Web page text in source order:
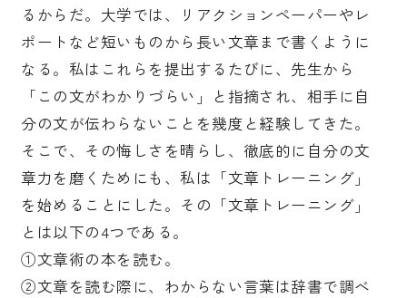
るからだ。大学では、リアクションペーパーやレ
ポートなど短いものから長い文章まで書くように
なる。私はこれらを提出するたびに、先生から
「この文がわかりづらい」と指摘され、相手に自
分の文が伝わらないことを幾度と経験してきた。
そこで、その悔しさを晴らし、徹底的に自分の文
章力を磨くためにも、私は「文章トレーニング」
を始めることにした。その「文章トレーニング」
とは以下の4つである。
①文章術の本を読む。
②文章を読む際に、わからない言葉は辞書で調べ